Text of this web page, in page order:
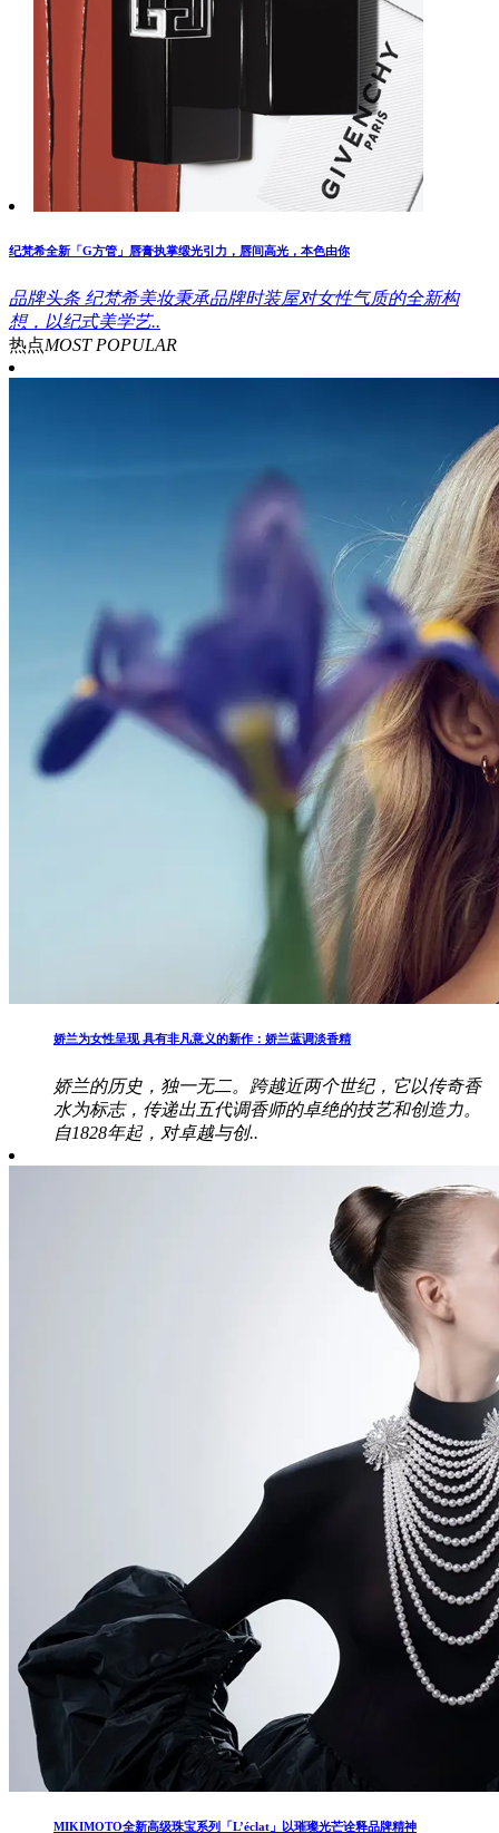
纪梵希全新「G方管」唇膏执掌缎光引力，唇间高光，本色由你
品牌头条 纪梵希美妆秉承品牌时装屋对女性气质的全新构
想，以纪式美学艺..
热点MOST POPULAR
娇兰为女性呈现 具有非凡意义的新作：娇兰蓝调淡香精
娇兰的历史，独一无二。跨越近两个世纪，它以传奇香
水为标志，传递出五代调香师的卓绝的技艺和创造力。
自1828年起，对卓越与创..
MIKIMOTO全新高级珠宝系列「L’éclat」以璀璨光芒诠释品牌精神